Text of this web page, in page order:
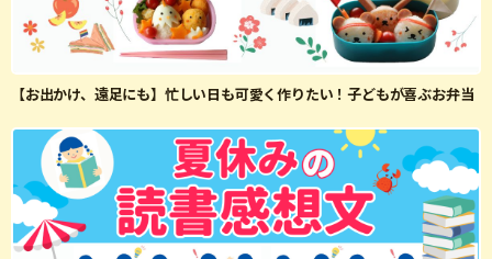
【お出かけ、遠足にも】忙しい日も可愛く作りたい！子どもが喜ぶお弁当